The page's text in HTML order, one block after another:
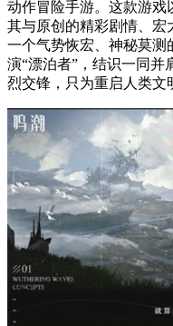
动作冒险手游。这款游戏
其与原创的精彩剧情、宏
一个气势恢宏、神秘莫测
演“漂泊者”，结识一同并
烈交锋，只为重启人类文